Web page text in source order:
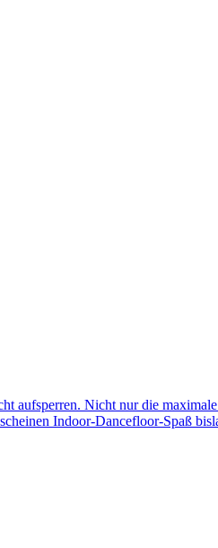
aufsperren. Nicht nur die
Indoor-Dancefloor-Spaß